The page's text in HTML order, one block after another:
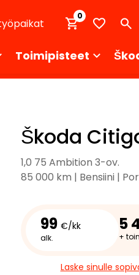
0
Toimipisteet
Škoda
1,0 75 Ambition 3-ov.
85 000 km | Bensiini |
99 €/kk
alk.
5
+
Laske sinulle